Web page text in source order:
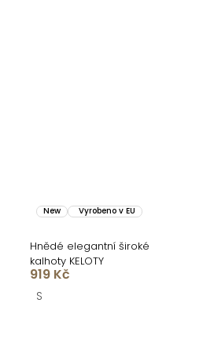
New Vyrobeno v EU
Hnědé elegantní široké
kalhoty KELOTY
919 Kč
S